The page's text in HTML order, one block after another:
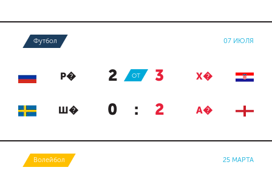
Футбол 07 ИЮЛЯ
Р� 2 : 3 Х�
ОТ
Ш� 0 : 2 А�
Волейбол 25 МАРТА